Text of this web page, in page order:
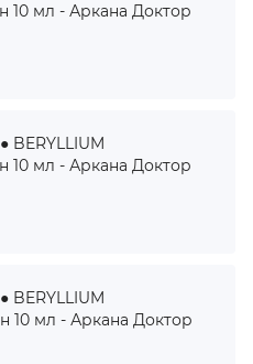
10 мл - Аркана Доктор
10 мл - Аркана Доктор
10 мл - Аркана Доктор